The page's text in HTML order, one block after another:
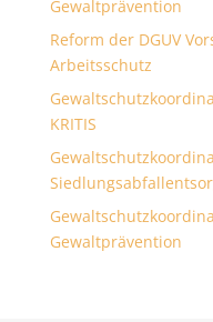
Gewaltprävention
Reform der DGUV
Arbeitsschutz
KRITIS
Gewaltprävention